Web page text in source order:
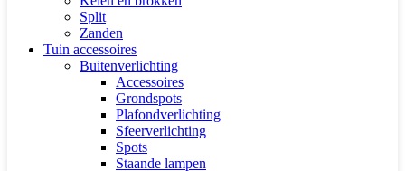
Split
Zanden
Tuin accessoires
Buitenverlichting
Accessoires
Grondspots
Plafondverlichting
Sfeerverlichting
Spots
Staande lampen